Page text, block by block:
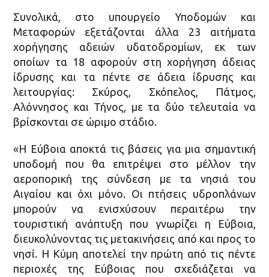
Συνολικά, στο υπουργείο Υποδομών και
Μεταφορών εξετάζονται άλλα 23 αιτήματα
χορήγησης αδειών υδατοδρομίων, εκ των
οποίων τα 18 αφορούν στη χορήγηση άδειας
ίδρυσης και τα πέντε σε άδεια ίδρυσης και
λειτουργίας: Σκύρος, Σκόπελος, Πάτμος,
Αλόννησος και Τήνος, με τα δύο τελευταία να
βρίσκονται σε ώριμο στάδιο.
«Η Εύβοια αποκτά τις βάσεις για μια σημαντική
υποδομή που θα επιτρέψει στο μέλλον την
αεροπορική της σύνδεση με τα νησιά του
Αιγαίου και όχι μόνο. Οι πτήσεις υδροπλάνων
μπορούν να ενισχύσουν περαιτέρω την
τουριστική ανάπτυξη που γνωρίζει η Εύβοια,
διευκολύνοντας τις μετακινήσεις από και προς το
νησί. Η Κύμη αποτελεί την πρώτη από τις πέντε
περιοχές της Εύβοιας που σχεδιάζεται να